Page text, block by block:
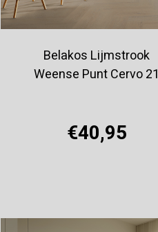
Belakos Lijmstrook
Weense Punt Cervo 21
€40,95